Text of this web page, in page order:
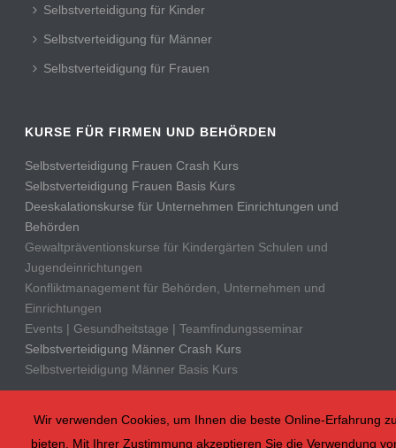
Selbstverteidigung für Kinder
Selbstverteidigung für Männer
Selbstverteidigung für Frauen
KURSE FÜR FIRMEN UND BEHÖRDEN
Selbstverteidigung Frauen Crash Kurs
Selbstverteidigung Frauen Basis Kurs
Deeskalationskurse für Unternehmen Einrichtungen und
Behörden
Gewaltpräventionskurse für Kindergärten Schulen und
Jugendeinrichtungen
Konfliktmanagement für Behörden, Unternehmen und
Einrichtungen
Events | Gesundheitstage | Teamfindungsseminar
Selbstverteidigung Männer Crash Kurs
Selbstverteidigung Männer Basis Kurs
Wir verwenden Cookies, um Ihnen die beste Online-Erfahrung
bieten. Mit Ihrer Zustimmung akzeptieren Sie die Verwendung